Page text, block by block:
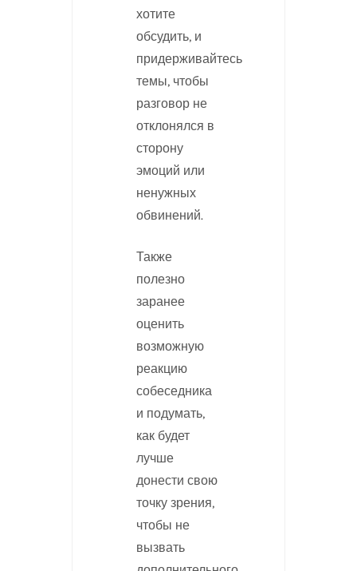
хотите
обсудить, и
придерживайтесь
темы, чтобы
разговор не
отклонялся в
сторону
эмоций или
ненужных
обвинений.
Также
полезно
заранее
оценить
возможную
реакцию
собеседника
и подумать,
как будет
лучше
донести свою
точку зрения,
чтобы не
вызвать